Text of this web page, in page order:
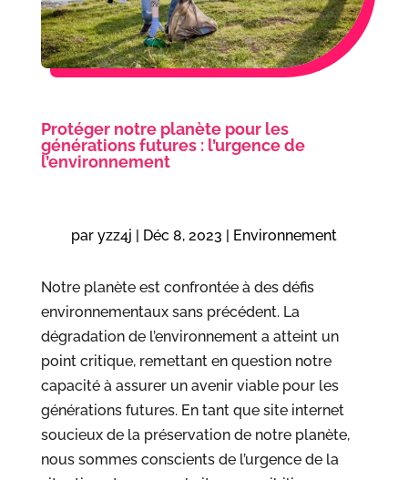
Protéger notre planète pour les
générations futures : l’urgence de
l’environnement
par yzz4j | Déc 8, 2023 | Environnement
Notre planète est confrontée à des défis
environnementaux sans précédent. La
dégradation de l’environnement a atteint un
point critique, remettant en question notre
capacité à assurer un avenir viable pour les
générations futures. En tant que site internet
soucieux de la préservation de notre planète,
nous sommes conscients de l’urgence de la